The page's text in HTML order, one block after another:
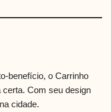
benefício, o Carrinho
certa. Com seu design
cidade.